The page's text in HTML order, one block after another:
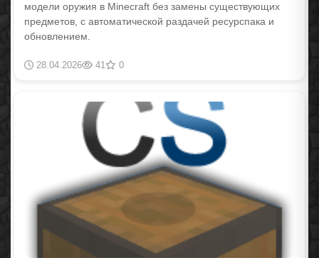
модели оружия в Minecraft без замены существующих
предметов, с автоматической раздачей ресурспака и
обновлением.
28.04.2026 41 0